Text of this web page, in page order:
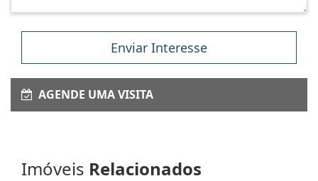
Enviar Interesse
AGENDE UMA VISITA
Imóveis Relacionados